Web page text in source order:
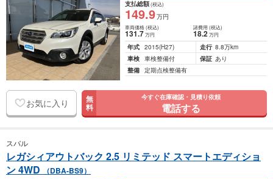
支払総額(税込)
149.9万円
車両価格(税込)
131.7万円
諸費用 (税込)
18.2 万円
年式 2015(H27) 走行 8.8万km
車検 車検整備付 保証 あり
整備 定期点検整備有
お気に入り 無
料
今すぐ在庫確認・見積り依頼
電話する
スバル
レガシィアウトバック 2.5 リミテッド スマートエディショ
ン 4WD
（DBA-BS9）